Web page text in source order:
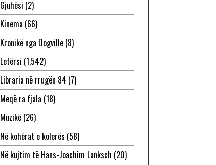
Gjuhësi (2)
Kinema (66)
Kronikë nga Dogville(8)
Letërsi (1,542)
Libraria në rrugën 84 (7)
Meqë ra fjala (18)
Muzikë(26)
Në kohërat e kolerës (58)
Në kujtim të Hans-Joachim Lanksch (20)